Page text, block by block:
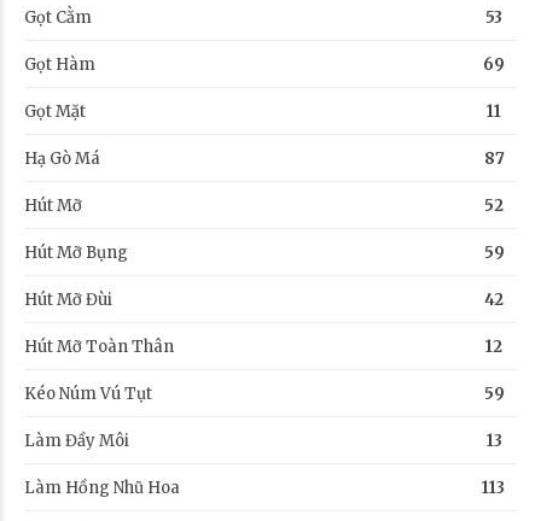
Gọt Cằm 53
Gọt Hàm 69
Gọt Mặt 11
Hạ Gò Má 87
Hút Mỡ 52
Hút Mỡ Bụng 59
Hút Mỡ Đùi 42
Hút Mỡ Toàn Thân 12
Kéo Núm Vú Tụt 59
Làm Đầy Môi 13
Làm Hồng Nhũ Hoa 113